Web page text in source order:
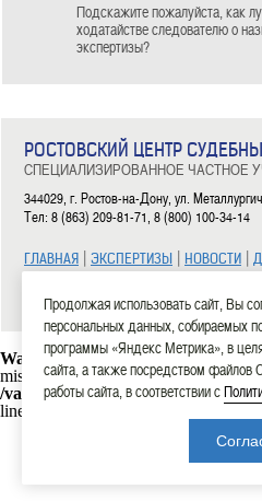
Подскажите пожалуйста, как
ходатайстве следователю о
экспертизы?
РОСТОВСКИЙ ЦЕНТР
СПЕЦИАЛИЗИРОВАННОЕ ЧАСТНОЕ
344029, г. Ростов-на-Дону, ул.
Тел: 8 (863) 209-81-71, 8 (800) 100-34-14
ГЛАВНАЯ | ЭКСПЕРТИЗЫ | НОВОСТИ |
2006—2026 СЧУ «Ростовский центр
Warning: mysql_connect(): Headers
mismatch. Headers:101113
/var/www/rostexpert.ru/data/www/
line
Продолжая использовать сайт, Вы
персональных данных, собираемых
программы «Яндекс Метрика», в
сайта, а также посредством файлов
работы сайта, в соответствии с